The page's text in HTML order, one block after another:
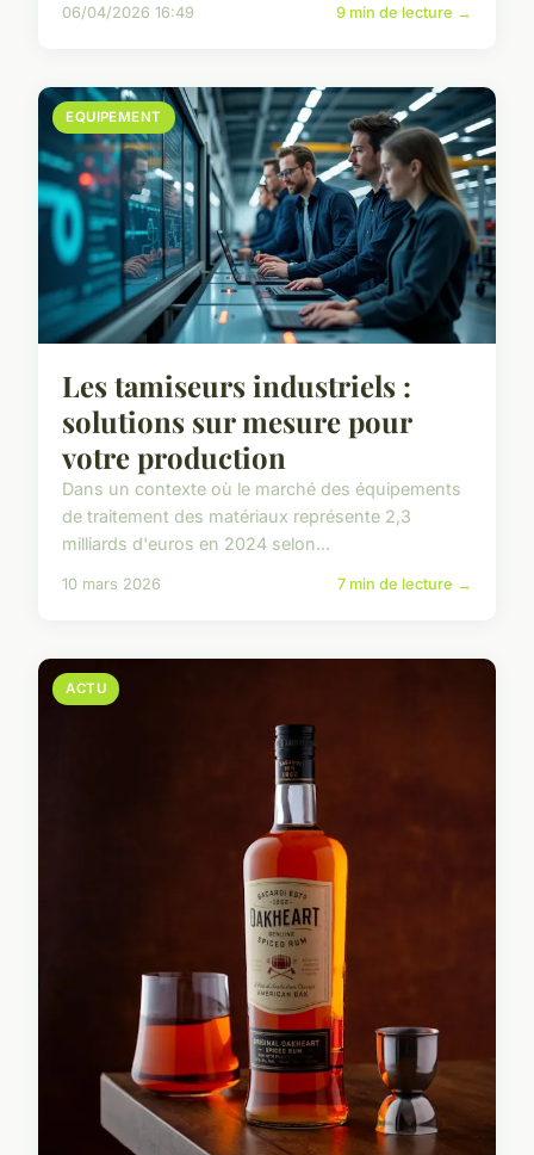
06/04/2026 16:49 9 min de lecture →
EQUIPEMENT
Les tamiseurs industriels :
solutions sur mesure pour
votre production
Dans un contexte où le marché des équipements
de traitement des matériaux représente 2,3
milliards d'euros en 2024 selon...
10 mars 2026 7 min de lecture →
ACTU